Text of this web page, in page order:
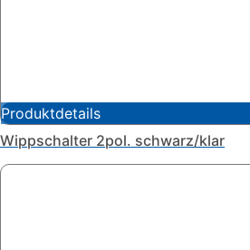
Produktdetails
Wippschalter 2pol. schwarz/klar